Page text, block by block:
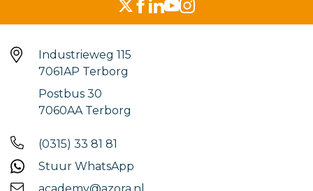
Industrieweg 115
7061AP Terborg
Postbus 30
7060AA Terborg
(0315) 33 81 81
Stuur WhatsApp